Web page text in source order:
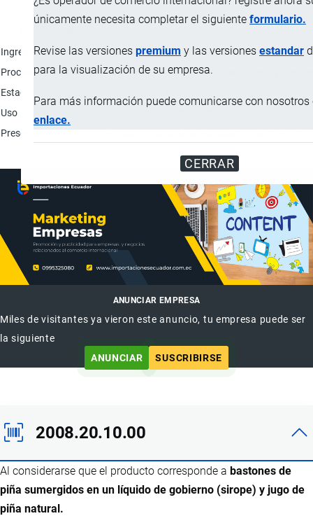
únicamente necesita completar el siguiente formulario.
Revise las versiones premium y las versiones estandar
para la visualización de su empresa.
Para más información puede comunicarse con nosotros
enlace.
CERRAR
Ingredientes
Piña: 60.09%; Agua: 28.18%; Azúcar: 7.64%;
Proceso de elaboración Recepción de la materia prima; Lavado y
Estado de conservación
Uso
Presentación
ANUNCIAR EMPRESA
Miles de visitantes ya vieron este anuncio, tu empresa puede ser
la siguiente
ANUNCIAR
SUSCRIBIRSE
2008.20.10.00
Al considerarse que el producto corresponde a bastones de
piña sumergidos en un líquido de gobierno (sirope) y jugo de
piña natural.